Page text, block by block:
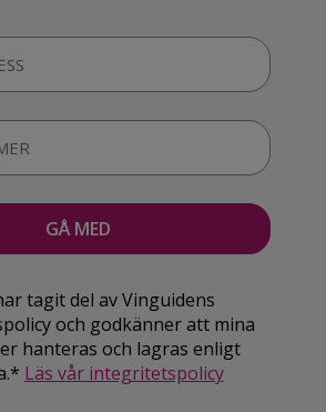
tagit del av Vinguidens
och godkänner att mina
hanteras och lagras enligt
Läs vår integritetspolicy